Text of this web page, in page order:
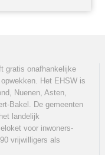
gratis onafhankelijke
Het EHSW is
Nuenen, Asten,
Bakel. De gemeenten
landelijk
voor inwoners-
vrijwilligers als